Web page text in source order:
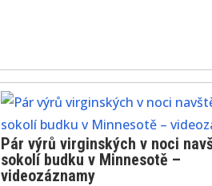
Pár výrů virginských v noci
sokolí budku v Minnesotě –
videozáznamy